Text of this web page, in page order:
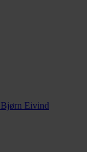
Bjørn Eivind